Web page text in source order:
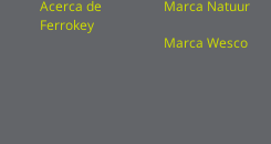
Acerca de
Ferrokey
Marca Natuur
Marca Wesco